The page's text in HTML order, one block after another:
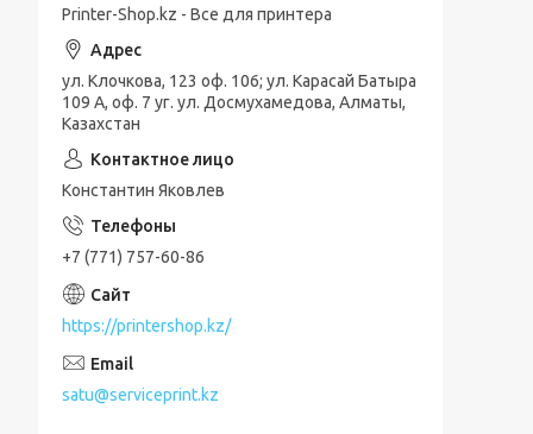
Printer-Shop.kz - Все для принтера
ул. Клочкова, 123 оф. 106; ул. Карасай Батыра
109 А, оф. 7 уг. ул. Досмухамедова, Алматы,
Казахстан
Константин Яковлев
+7 (771) 757-60-86
https://printershop.kz/
satu@serviceprint.kz